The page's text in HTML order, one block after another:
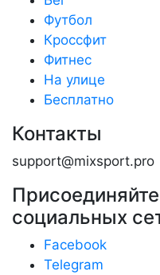
Футбол
Кроссфит
Фитнес
На улице
Бесплатно
Контакты
support@mixsport.pro
социальных
Facebook
Telegram